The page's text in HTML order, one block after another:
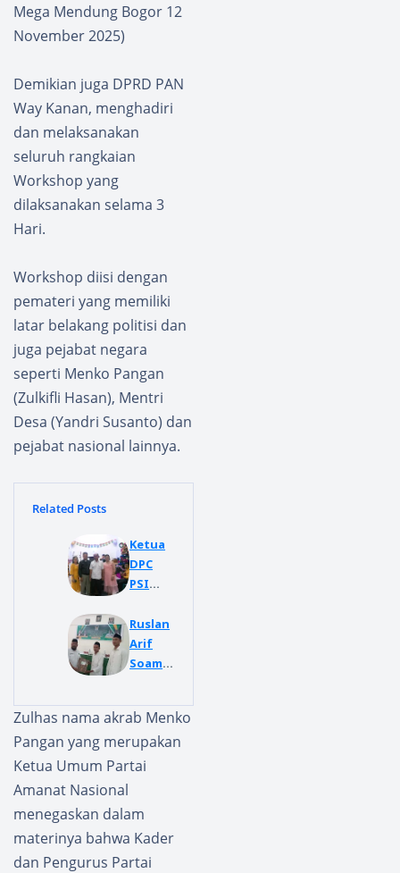
Mega Mendung Bogor 12
November 2025)
Demikian juga DPRD PAN
Way Kanan, menghadiri
dan melaksanakan
seluruh rangkaian
Workshop yang
dilaksanakan selama 3
Hari.
Workshop diisi dengan
pemateri yang memiliki
latar belakang politisi dan
juga pejabat negara
seperti Menko Pangan
(Zulkifli Hasan), Mentri
Desa (Yandri Susanto) dan
pejabat nasional lainnya.
Related Posts
Ketua
DPC
PSI
Serdan
g
Bidang
Hadiri
Acara
Natal
Gereja
Sungai
Nangk
Ruslan
Arif
Soamol
Kembal
i
Pimpin
PBB
e 2025–
2030
Zulhas nama akrab Menko
Pangan yang merupakan
Ketua Umum Partai
Amanat Nasional
menegaskan dalam
materinya bahwa Kader
dan Pengurus Partai